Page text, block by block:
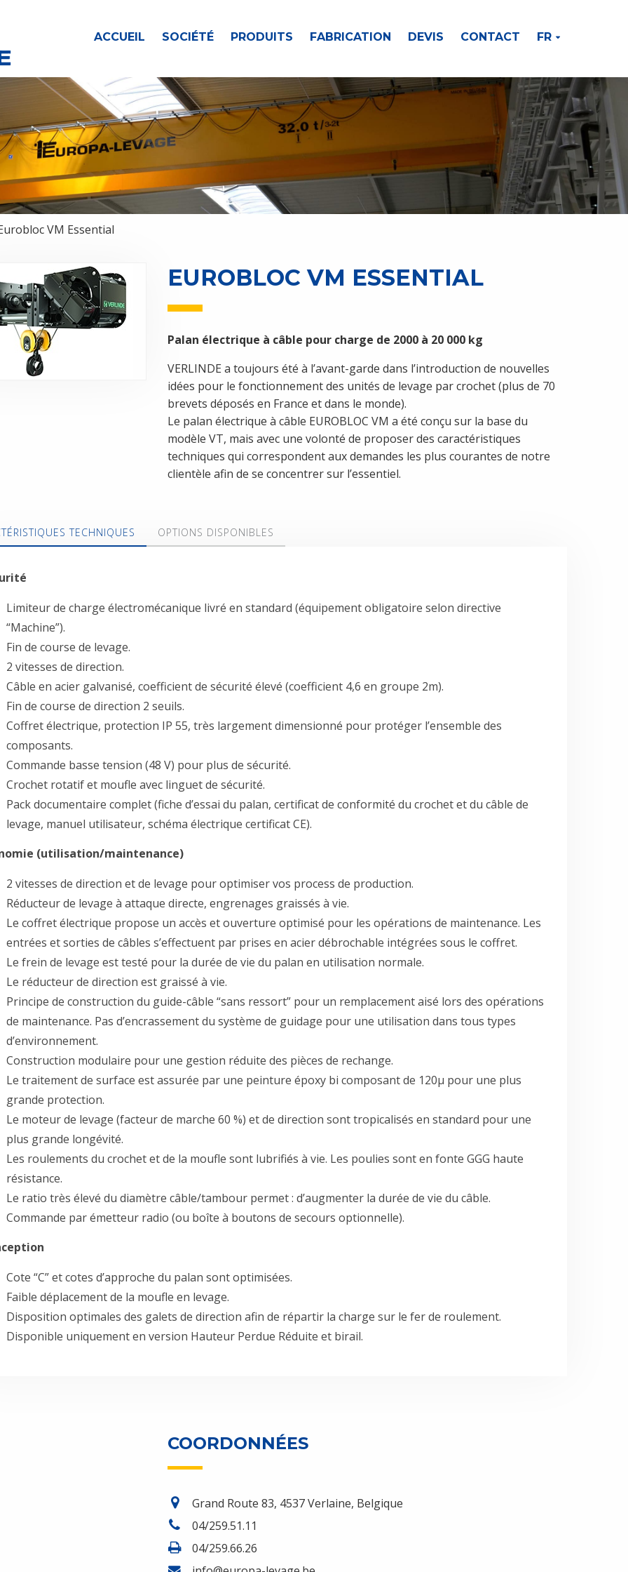
ACCUEIL SOCIÉTÉ PRODUITS FABRICATION DEVIS CONTACT FR
VM Essential
EUROBLOC VM ESSENTIAL
Palan électrique à câble pour charge de 2000 à 20 000 kg
VERLINDE a toujours été à l’avant-garde dans l’introduction de nouvelles
idées pour le fonctionnement des unités de levage par crochet (plus de 70
brevets déposés en France et dans le monde).
Le palan électrique à câble EUROBLOC VM a été conçu sur la base du
modèle VT, mais avec une volonté de proposer des caractéristiques
techniques qui correspondent aux demandes les plus courantes de notre
clientèle afin de se concentrer sur l’essentiel.
TECHNIQUES OPTIONS DISPONIBLES
Limiteur de charge électromécanique livré en standard (équipement obligatoire selon directive
“Machine”).
Fin de course de levage.
2 vitesses de direction.
Câble en acier galvanisé, coefficient de sécurité élevé (coefficient 4,6 en groupe 2m).
Fin de course de direction 2 seuils.
Coffret électrique, protection IP 55, très largement dimensionné pour protéger l’ensemble des
composants.
Commande basse tension (48 V) pour plus de sécurité.
Crochet rotatif et moufle avec linguet de sécurité.
Pack documentaire complet (fiche d’essai du palan, certificat de conformité du crochet et du câble de
levage, manuel utilisateur, schéma électrique certificat CE).
(utilisation/maintenance)
2 vitesses de direction et de levage pour optimiser vos process de production.
Réducteur de levage à attaque directe, engrenages graissés à vie.
Le coffret électrique propose un accès et ouverture optimisé pour les opérations de maintenance. Les
entrées et sorties de câbles s’effectuent par prises en acier débrochable intégrées sous le coffret.
Le frein de levage est testé pour la durée de vie du palan en utilisation normale.
Le réducteur de direction est graissé à vie.
Principe de construction du guide-câble “sans ressort” pour un remplacement aisé lors des opérations
de maintenance. Pas d’encrassement du système de guidage pour une utilisation dans tous types
d’environnement.
Construction modulaire pour une gestion réduite des pièces de rechange.
Le traitement de surface est assurée par une peinture époxy bi composant de 120µ pour une plus
grande protection.
Le moteur de levage (facteur de marche 60 %) et de direction sont tropicalisés en standard pour une
plus grande longévité.
Les roulements du crochet et de la moufle sont lubrifiés à vie. Les poulies sont en fonte GGG haute
résistance.
Le ratio très élevé du diamètre câble/tambour permet : d’augmenter la durée de vie du câble.
Commande par émetteur radio (ou boîte à boutons de secours optionnelle).
Cote “C” et cotes d’approche du palan sont optimisées.
Faible déplacement de la moufle en levage.
Disposition optimales des galets de direction afin de répartir la charge sur le fer de roulement.
Disponible uniquement en version Hauteur Perdue Réduite et birail.
COORDONNÉES
Grand Route 83, 4537 Verlaine, Belgique
04/259.51.11
04/259.66.26